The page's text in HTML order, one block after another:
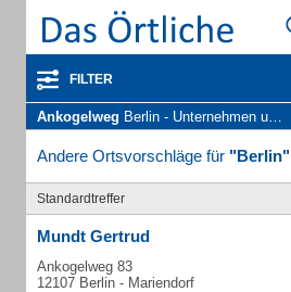
FILTER
Ankogelweg Berlin - Unternehmen und Personen
Andere Ortsvorschläge für "Berlin"
Standardtreffer
Mundt Gertrud
Ankogelweg 83
12107 Berlin - Mariendorf